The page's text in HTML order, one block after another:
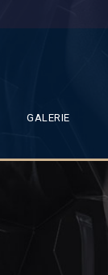
GALERIE